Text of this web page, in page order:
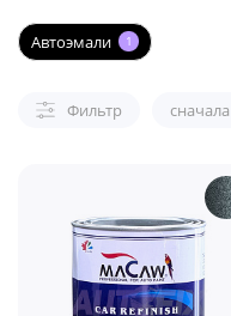
Автоэмали 1
Фильтр